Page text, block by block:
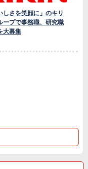
しさを笑顔に」のキリ
ープで事務職、研究職
大募集